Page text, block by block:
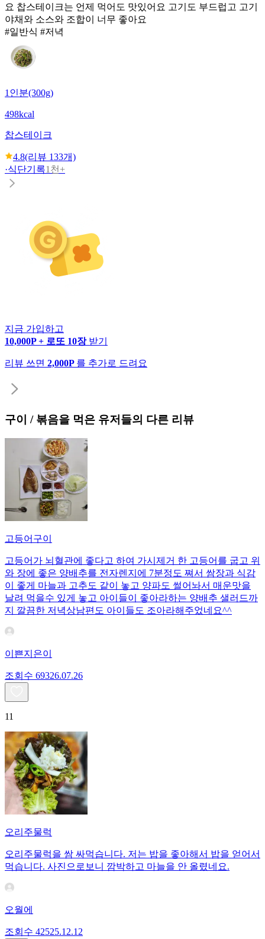
요 찹스테이크는 언제 먹어도 맛있어요 고기도 부드럽고 고기
야채와 소스와 조합이 너무 좋아요
#일반식 #저녁
1인분(300g)
498kcal
찹스테이크
4.8(리뷰 133개)
·식단기록1천+
지금 가입하고
10,000P + 로또 10장 받기
리뷰 쓰면 2,000P 를 추가로 드려요
구이 / 볶음을 먹은 유저들의 다른 리뷰
고등어구이
고등어가 뇌혈관에 좋다고 하여 가시제거 한 고등어를 굽고 위
와 장에 좋은 양배추를 전자렌지에 7분정도 쪄서 쌈장과 식감
이 좋게 마늘과 고추도 같이 놓고 양파도 썰어놔서 매운맛을
날려 먹을수 있게 놓고 아이들이 좋아라하는 양배추 샐러드까
지 깔끔한 저녁상남편도 아이들도 조아라해주었네요^^
이쁜지은이
조회수 69326.07.26
11
오리주물럭
오리주물럭을 쌈 싸먹습니다. 저는 밥을 좋아해서 밥을 얻어서
먹습니다. 사진으로보니 깜박하고 마늘을 안 올렸네요.
오월에
조회수 42525.12.12